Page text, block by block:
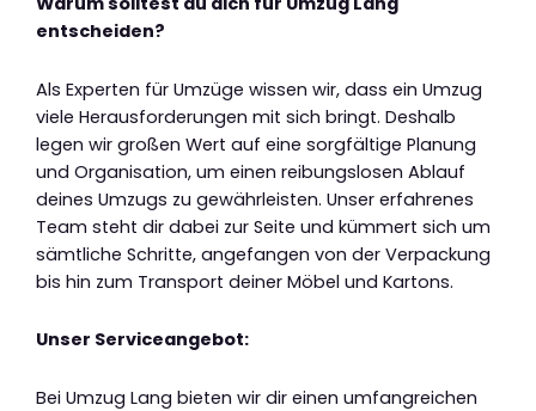
entscheiden?
Als Experten für Umzüge wissen wir, dass ein Umzug
viele Herausforderungen mit sich bringt. Deshalb
legen wir großen Wert auf eine sorgfältige Planung
und Organisation, um einen reibungslosen Ablauf
deines Umzugs zu gewährleisten. Unser erfahrenes
Team steht dir dabei zur Seite und kümmert sich um
sämtliche Schritte, angefangen von der Verpackung
bis hin zum Transport deiner Möbel und Kartons.
Unser Serviceangebot:
Bei Umzug Lang bieten wir dir einen umfangreichen